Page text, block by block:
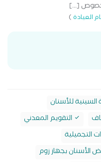
[...]
العيادة)
السينية للأسنان
التقويم المعدني
التجميلية
الأسنان بجهاز زوم